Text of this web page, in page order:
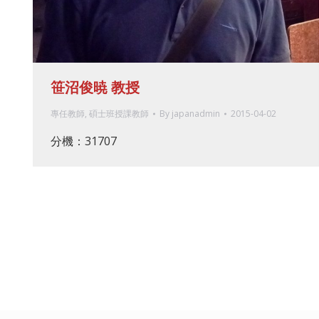
笹沼俊暁 教授
專任教師, 碩士班授課教師 By japanadmin 2015-04-02
分機：31707